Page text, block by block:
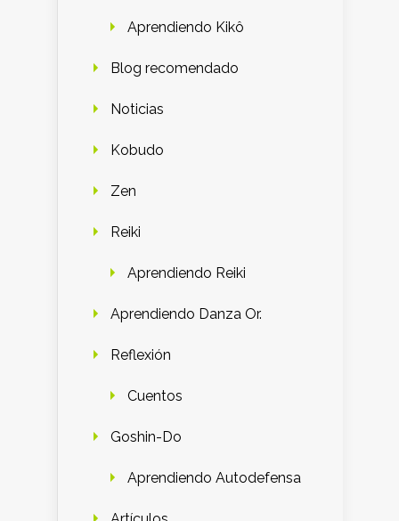
Aprendiendo Kikô
Blog recomendado
Noticias
Kobudo
Zen
Reiki
Aprendiendo Reiki
Aprendiendo Danza Or.
Reflexión
Cuentos
Goshin-Do
Aprendiendo Autodefensa